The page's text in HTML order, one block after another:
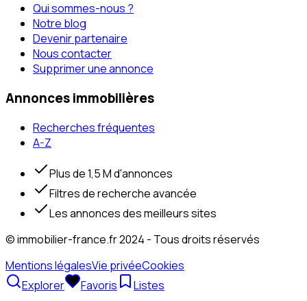
Qui sommes-nous ?
Notre blog
Devenir partenaire
Nous contacter
Supprimer une annonce
Annonces immobilières
Recherches fréquentes
A-Z
Plus de 1,5 M d'annonces
Filtres de recherche avancée
Les annonces des meilleurs sites
© immobilier-france.fr 2024 - Tous droits réservés
Mentions légalesVie privéeCookies
Explorer
Favoris Listes